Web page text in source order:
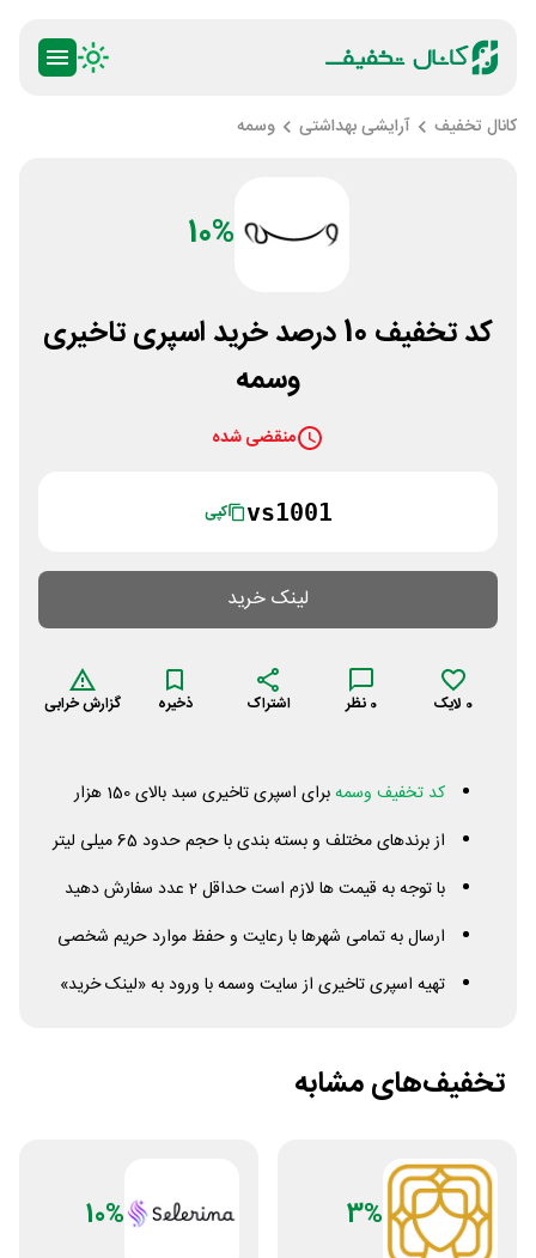
کانال تخفیف آرایشی بهداشتی وسمه
10%
کد تخفیف 10 درصد خرید اسپری تاخیری
وسمه
منقضی شده
vs1001 کپی
لینک خرید
0 لایک 0 نظر اشتراک ذخیره گزارش خرابی
کد تخفیف وسمهبرای اسپری تاخیری سبد بالای 150 هزار
از برندهای مختلف و بسته بندی با حجم حدود 65 میلی لیتر
با توجه به قیمت ها لازم است حداقل 2 عدد سفارش دهید
ارسال به تمامی شهرها با رعایت و حفظ موارد حریم شخصی
تهیه اسپری تاخیری از سایت وسمه با ورود به «لینک خرید»
تخفیف‌های مشابه
3%
10%